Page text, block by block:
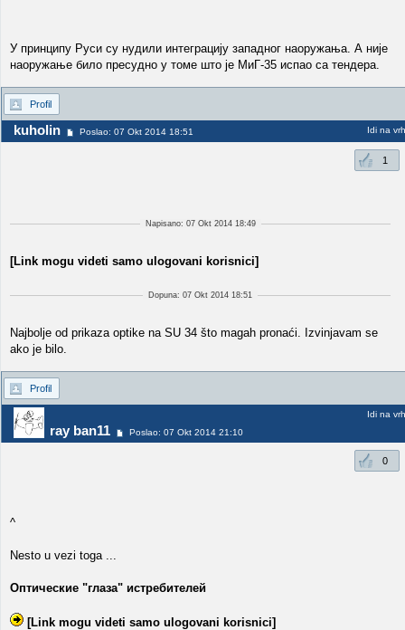
У принципу Руси су нудили интеграцију западног наоружања. А није
наоружање било пресудно у томе што је МиГ-35 испао са тендера.
Profil
kuholin Poslao: 07 Okt 2014 18:51 Idi na vrh
1
Napisano: 07 Okt 2014 18:49
[Link mogu videti samo ulogovani korisnici]
Dopuna: 07 Okt 2014 18:51
Najbolje od prikaza optike na SU 34 što magah pronaći. Izvinjavam se
ako je bilo.
Profil
ray ban11 Poslao: 07 Okt 2014 21:10
Idi na vrh
0
^
Nesto u vezi toga ...
Оптические "глаза" истребителей
[Link mogu videti samo ulogovani korisnici]